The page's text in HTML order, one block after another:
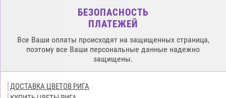
БЕЗОПАСНОСТЬ
ПЛАТЕЖЕЙ
Все Ваши оплаты происходят на защищенных страница,
поэтому все Ваши персональные данные надежно
защищены.
ДОСТАВКА ЦВЕТОВ РИГА